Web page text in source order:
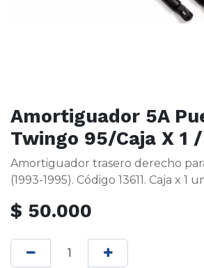
Amortiguador 5A
Twingo 95/Caja X 1 /
Amortiguador trasero derecho
(1993-1995). Código 13611. Caja x 1
$ 50.000